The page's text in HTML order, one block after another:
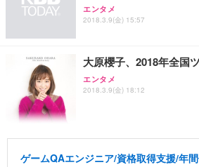
エンタメ
2018.3.9(金) 15:57
大原櫻子、2018年全国
エンタメ
2018.3.9(金) 18:12
ゲームQAエンジニア/資格取得支援/年